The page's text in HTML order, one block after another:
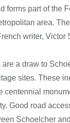
forms part of the
area.
writer, Victor
a draw to
sites. These
centennial
Good road
Schoelcher